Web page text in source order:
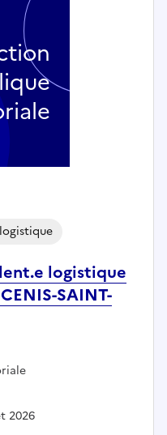
logistique
SAINT-
2026